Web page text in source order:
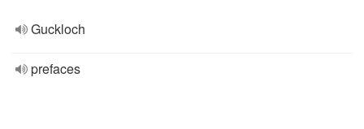
Guckloch
prefaces